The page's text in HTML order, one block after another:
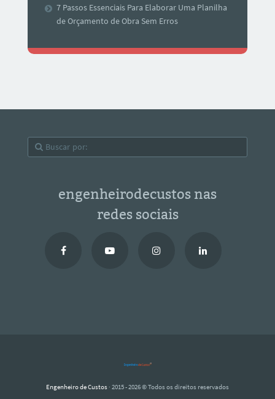
7 Passos Essenciais Para Elaborar Uma Planilha
de Orçamento de Obra Sem Erros
engenheirodecustos nas
redes sociais
Engenheiro de Custos · 2015 - 2026 © Todos os direitos reservados